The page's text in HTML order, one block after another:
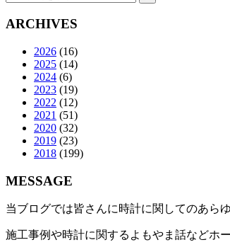
ARCHIVES
2026 (16)
2025 (14)
2024 (6)
2023 (19)
2022 (12)
2021 (51)
2020 (32)
2019 (23)
2018 (199)
MESSAGE
当ブログでは皆さんに時計に関してのあら
施工事例や時計に関するよもやま話などホ